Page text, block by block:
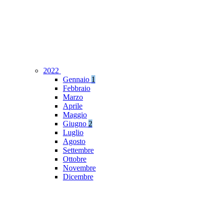
2022
Gennaio 1
Febbraio
Marzo
Aprile
Maggio
Giugno 2
Luglio
Agosto
Settembre
Ottobre
Novembre
Dicembre